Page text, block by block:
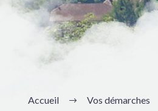
Accueil Vos démarches